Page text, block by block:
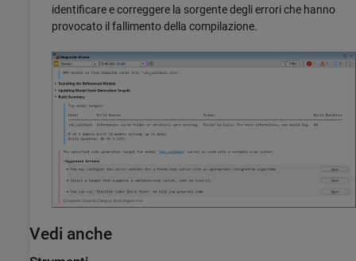
identificare e correggere la sorgente degli errori che hanno
provocato il fallimento della compilazione.
Vedi anche